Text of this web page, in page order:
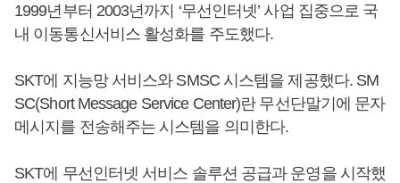
1999년부터 2003년까지 ‘무선인터넷’ 사업 집중으로 국
내 이동통신서비스 활성화를 주도했다.
SKT에 지능망 서비스와 SMSC 시스템을 제공했다. SM
SC(Short Message Service Center)란 무선단말기에 문자
메시지를 전송해주는 시스템을 의미한다.
SKT에 무선인터넷 서비스 솔루션 공급과 운영을 시작했